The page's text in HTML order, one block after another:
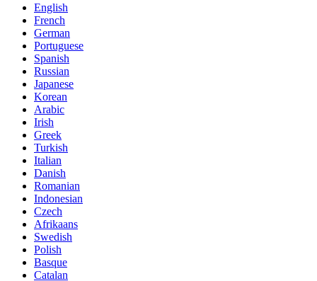
English
French
German
Portuguese
Spanish
Russian
Japanese
Korean
Arabic
Irish
Greek
Turkish
Italian
Danish
Romanian
Indonesian
Czech
Afrikaans
Swedish
Polish
Basque
Catalan